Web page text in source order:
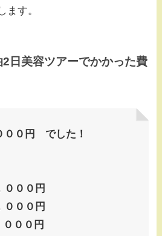
ます。
2日美容ツアーでかかった費
００円 でした！
０００円
０００円
００円